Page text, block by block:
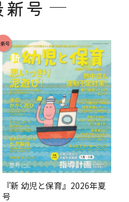
号
号
『新 幼児と保育』2026年夏
号